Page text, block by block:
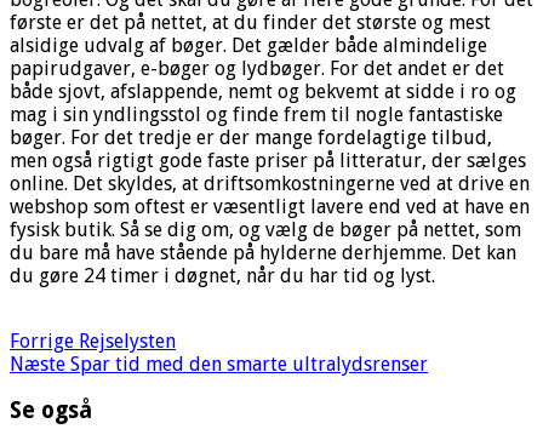
første er det på nettet, at du finder det største og mest
alsidige udvalg af bøger. Det gælder både almindelige
papirudgaver, e-bøger og lydbøger. For det andet er det
både sjovt, afslappende, nemt og bekvemt at sidde i ro og
mag i sin yndlingsstol og finde frem til nogle fantastiske
bøger. For det tredje er der mange fordelagtige tilbud,
men også rigtigt gode faste priser på litteratur, der sælges
online. Det skyldes, at driftsomkostningerne ved at drive en
webshop som oftest er væsentligt lavere end ved at have en
fysisk butik. Så se dig om, og vælg de bøger på nettet, som
du bare må have stående på hylderne derhjemme. Det kan
du gøre 24 timer i døgnet, når du har tid og lyst.
Forrige Rejselysten
Næste Spar tid med den smarte ultralydsrenser
Se også